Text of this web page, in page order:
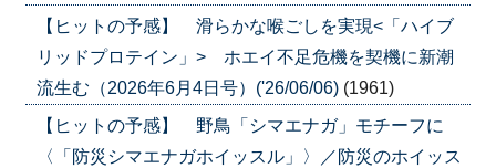
【ヒットの予感】 滑らかな喉ごしを実現<「ハイブ
リッドプロテイン」> ホエイ不足危機を契機に新潮
流生む（2026年6月4日号）('26/06/06) (1961)
【ヒットの予感】 野鳥「シマエナガ」モチーフに
〈「防災シマエナガホイッスル」〉／防災のホイッス